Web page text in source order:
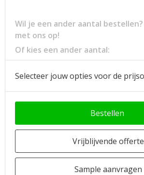
Wil je een ander aantal
met ons op!
Of kies een ander aantal:
Selecteer jouw opties voor de
Bestellen
Vrijblijvende offerte
Sample aanvragen